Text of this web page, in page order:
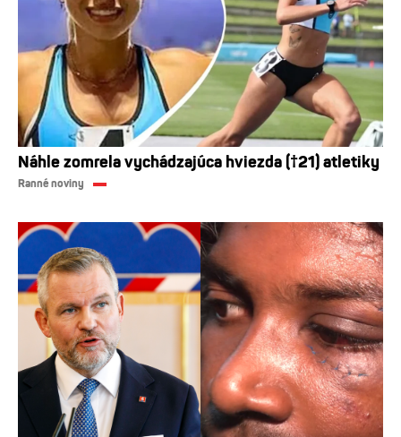
Náhle zomrela vychádzajúca hviezda (†21) atletiky
Ranné noviny